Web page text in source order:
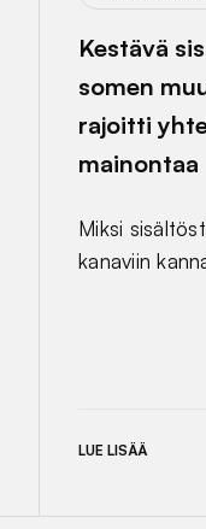
Kestävä
somen
rajoitti
mainontaa
Miksi
kanaviin
LUE LISÄÄ